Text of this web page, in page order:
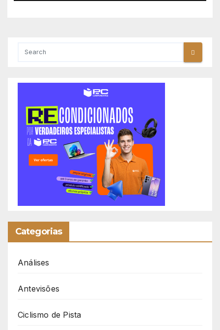
Categorias
Análises
Antevisões
Ciclismo de Pista